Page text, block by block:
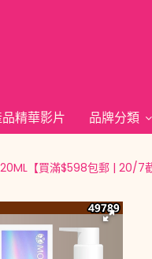
精華影片 品牌分類
【買滿$598包郵 | 20/